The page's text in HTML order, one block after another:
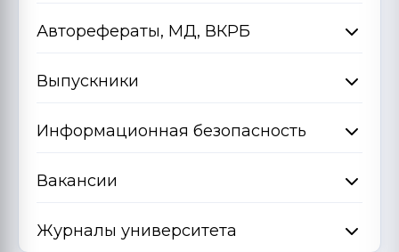
Авторефераты, МД, ВКРБ
Выпускники
Информационная безопасность
Вакансии
Журналы университета